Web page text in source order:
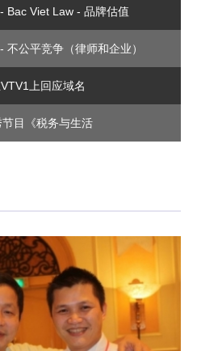
Bac Viet Law - 品牌估值
公平竞争（律师和企业）
上回应域名
目《税务与生活